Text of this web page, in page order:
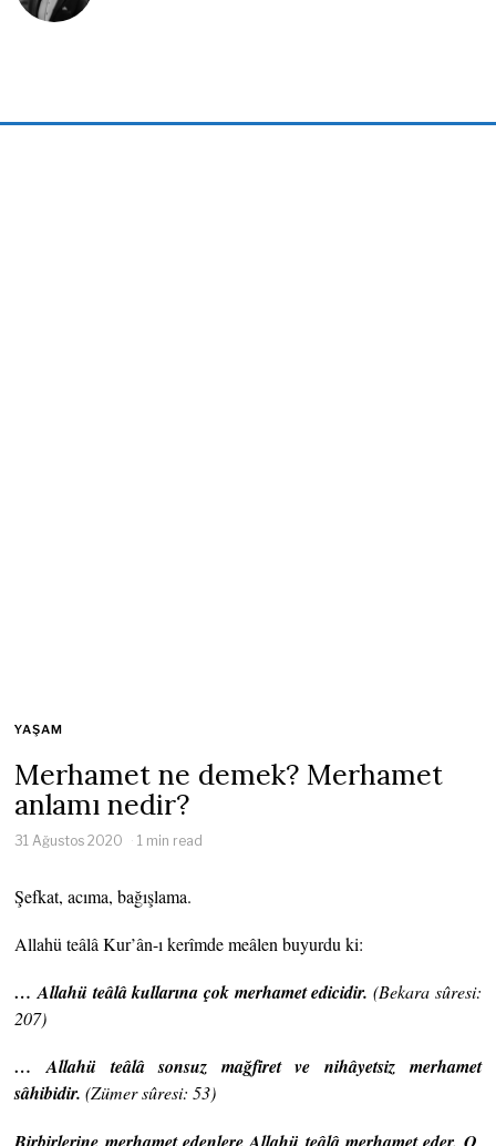
YAŞAM
Merhamet ne demek? Merhamet
anlamı nedir?
31 Ağustos 2020 1 min read
Şefkat, acıma, bağışlama.
Allahü teâlâ Kur’ân-ı kerîmde meâlen buyurdu ki:
… Allahü teâlâ kullarına çok merhamet edicidir. (Bekara sûresi:
207)
… Allahü teâlâ sonsuz mağfiret ve nihâyetsiz merhamet
sâhibidir.(Zümer sûresi: 53)